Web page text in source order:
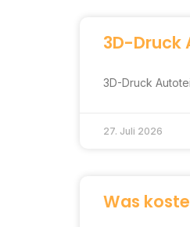
3D-Druck
3D-Druck
27. Juli 2026
Was